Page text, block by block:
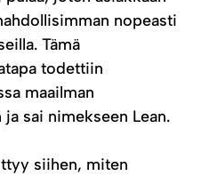
nopeasti
Tämä
todettiin
maailman
sai nimekseen Lean.
siihen, miten